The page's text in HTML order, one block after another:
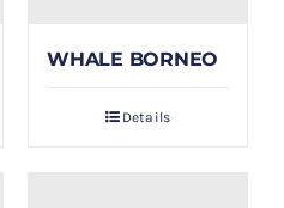
WHALE BORNEO
Details